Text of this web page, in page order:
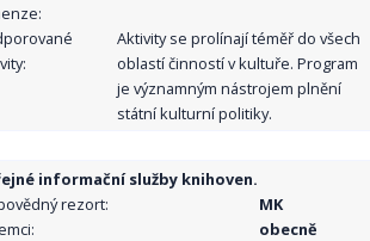
Aktivity se prolínají téměř do všech
oblastí činností v kultuře. Program
je významným nástrojem plnění
státní kulturní politiky.
informační služby knihoven.
rezort:
MK
obecně